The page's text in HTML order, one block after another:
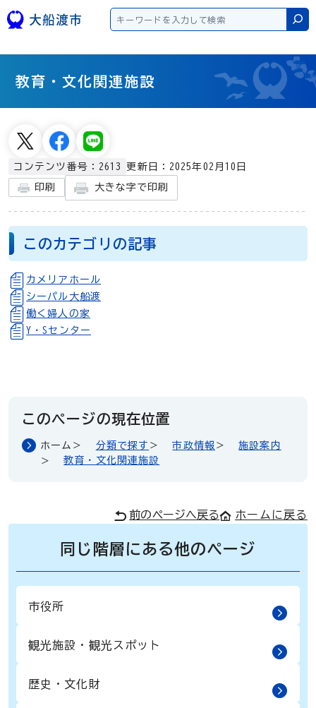
検索
教育・文化関連施設
コンテンツ番号：2613 更新日：2025年02月10日
印刷 大きな字で印刷
このカテゴリの記事
カメリアホール
シーパル大船渡
働く婦人の家
Y・Sセンター
このページの現在位置
ホーム 分類で探す 市政情報
施設案内
教育・文化関連施設
前のページへ戻る ホームに戻る
同じ階層にある他のページ
市役所
観光施設・観光スポット
歴史・文化財